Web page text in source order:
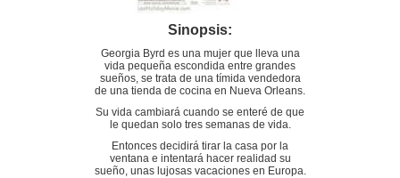
Sinopsis:
Georgia Byrd es una mujer que lleva una
vida pequeña escondida entre grandes
sueños, se trata de una tímida vendedora
de una tienda de cocina en Nueva Orleans.
Su vida cambiará cuando se enteré de que
le quedan solo tres semanas de vida.
Entonces decidirá tirar la casa por la
ventana e intentará hacer realidad su
sueño, unas lujosas vacaciones en Europa.